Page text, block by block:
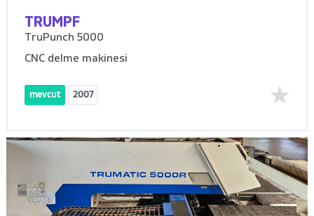
TRUMPF
TruPunch 5000
CNC delme makinesi
mevcut 2007